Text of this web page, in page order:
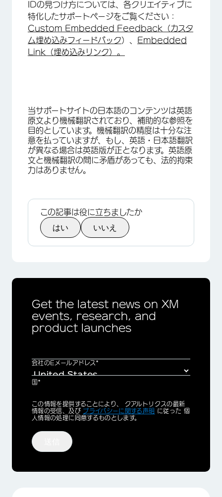
IDの見つけ方については、各クリエイティブに
特化したサポートページをご覧ください：
Custom Embedded Feedback（カスタ
ム埋め込みフィードバック）、 Embedded
Link（埋め込みリンク）。
当サポートサイトの日本語のコンテンツは英語
原文より機械翻訳されており、補助的な参照を
目的としています。機械翻訳の精度は十分な注
意を払っていますが、もし、英語・日本語翻訳
が異なる場合は英語版が正となります。英語原
文と機械翻訳の間に矛盾があっても、法的拘束
力はありません。
この記事は役に立ちましたか
はい いいえ
Get the latest news on XM
events, research, and
product launches
会社のEメールアドレス*
国*
Privacy
Optin
この情報を提供することにより、 クアルトリクスの最新
情報の受信、及び プライバシーに関する声明 に従った 個
人情報の処理に同意するものとします。